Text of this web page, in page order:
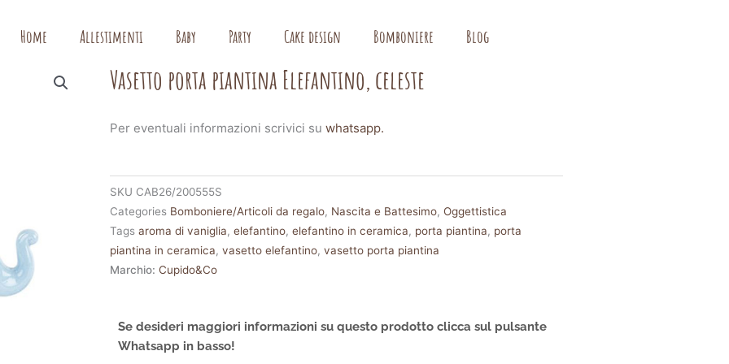
Home Allestimenti Baby Party Cake design Bomboniere Blog
Vasetto porta piantina Elefantino, celeste
Per eventuali informazioni scrivici suwhatsapp.
SKU CAB26/200555S
Categories Bomboniere/Articoli da regalo, Nascita e Battesimo,Oggettistica
Tags aroma di vaniglia,elefantino,elefantino in ceramica, porta piantina, porta
piantina in ceramica,vasetto elefantino,vasetto porta piantina
Marchio:Cupido&Co
Se desideri maggiori informazioni su questo prodotto clicca sul pulsante
Whatsapp in basso!